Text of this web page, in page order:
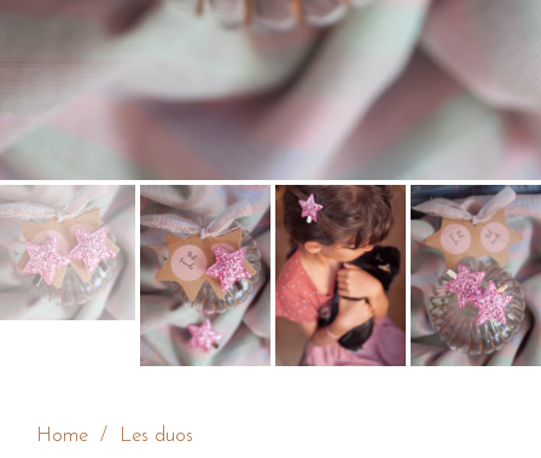
Home / Les duos